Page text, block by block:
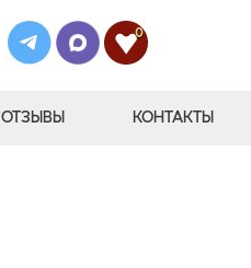
0
ОТЗЫВЫ КОНТАКТЫ